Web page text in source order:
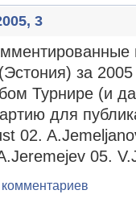
3
за
Турнире (и
для
02.
05.